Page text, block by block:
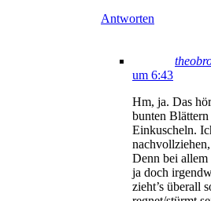
Antworten
um 6:43
Hm, ja. Das
bunten
Einkuscheln.
Denn bei allem
ja doch
zieht’s überall